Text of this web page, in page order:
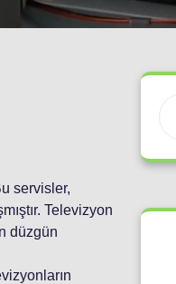
servisler,
Televizyon
düzgün